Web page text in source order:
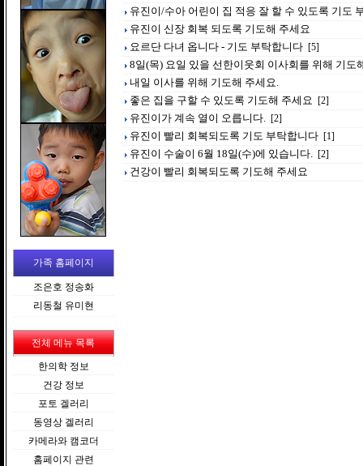
가족 홈페이지
조은호 정송화
리동철 유미현
전체 메뉴 목록
한의학 정보
건강 정보
포토 겔러리
동영상 겔러리
카메라와 캠코더
홈페이지 관련
유진이/수아 어린이 집 적응 잘 할 수 있도록 기도
유진이 신장 회복 되도록 기도해 주세요
요르단 다녀 옵니다 - 기도 부탁합니다 [5]
8일(목) 요일 있을 선한이웃회 이사회를 위해 기도
내일 이사를 위해 기도해 주세요.
좋은 집을 구할 수 있도록 기도해 주세요 [2]
유진이가 계속 열이 오릅니다. [2]
유진이 빨리 회복되도록 기도 부탁합니다 [1]
유진이 수술이 6월 18일(수)에 있습니다. [2]
건강이 빨리 회복되도록 기도해 주세요